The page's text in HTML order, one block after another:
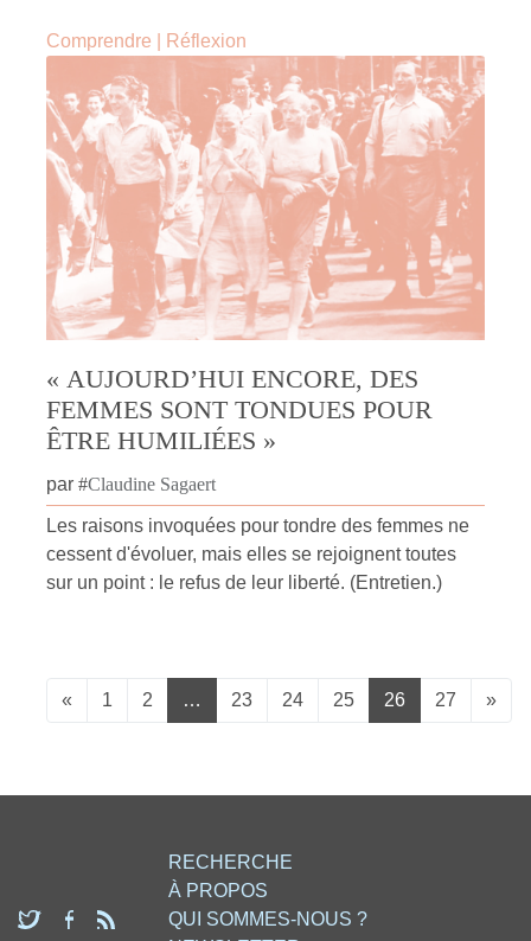
Comprendre Réflexion
« AUJOURD’HUI ENCORE, DES
FEMMES SONT TONDUES POUR
ÊTRE HUMILIÉES »
par #Claudine Sagaert
Les raisons invoquées pour tondre des femmes ne
cessent d'évoluer, mais elles se rejoignent toutes
sur un point : le refus de leur liberté. (Entretien.)
« 1 2 … 23 24 25 26 27 »
RECHERCHE
À PROPOS
QUI SOMMES-NOUS ?